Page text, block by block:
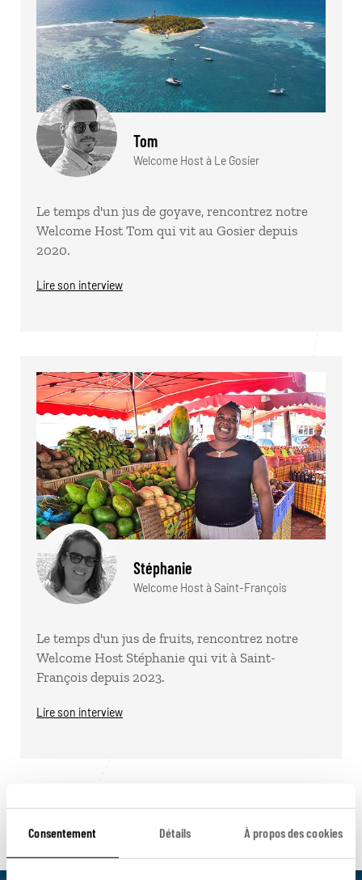
Consentement Détails À propos des cookies
Tom
Welcome Host à Le Gosier
Le temps d'un jus de goyave, rencontrez notre
Welcome Host Tom qui vit au Gosier depuis
2020.
Lire son interview
Stéphanie
Welcome Host à Saint-François
Le temps d'un jus de fruits, rencontrez notre
Welcome Host Stéphanie qui vit à Saint-
François depuis 2023.
Lire son interview
Pour aller plus loin